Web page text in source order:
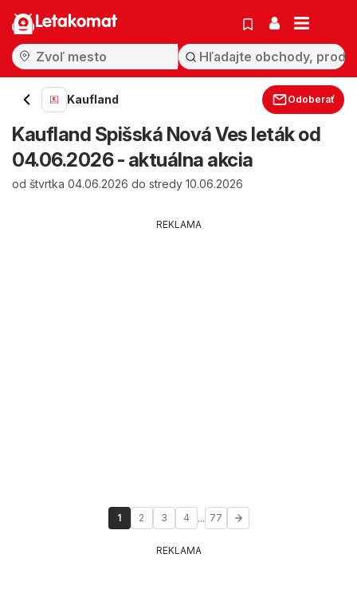
Letakomat
Kaufland Odoberať
Kaufland Spišská Nová Ves leták od
04.06.2026 - aktuálna akcia
od štvrtka 04.06.2026 do stredy 10.06.2026
REKLAMA
1 2 3 4 ... 77
REKLAMA